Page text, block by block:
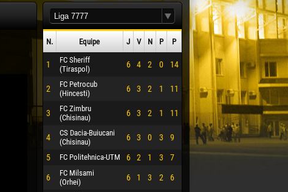
N. Equipe J V N P P
1
FC Sheriff
(Tiraspol)
6 4 2 0 14
2
FC Petrocub
(Hincesti)
6 3 2 1 11
3
FC Zimbru
(Chisinau)
6 3 2 1 11
4
CS Dacia-Buiucani
(Chisinau)
6 3 0 3 9
5 FC Politehnica-UTM 6 2 1 3 7
6
FC Milsami
(Orhei)
6 1 3 2 6